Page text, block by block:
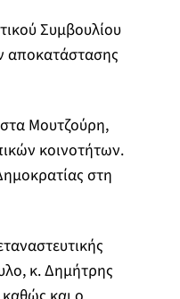
Συμβουλίου
αποκατάστασης
Μουτζούρη,
κοινοτήτων.
στη
κ. Δημήτρης